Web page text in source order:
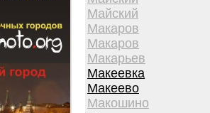
Майский
Макаров
Макаров
Макарьев
Макеевка
Макеево
Макошино